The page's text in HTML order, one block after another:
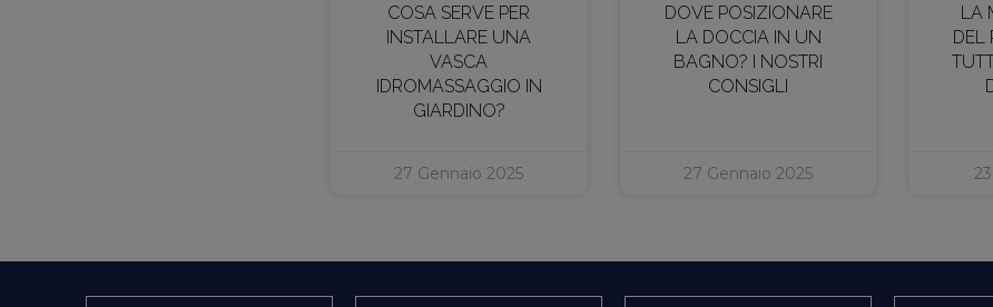
COSA SERVE PER
INSTALLARE UNA
VASCA
IDROMASSAGGIO IN
GIARDINO?
27 Gennaio 2025
DOVE POSIZIONARE
LA DOCCIA IN UN
BAGNO? I NOSTRI
CONSIGLI
27 Gennaio 2025
LA
DEL